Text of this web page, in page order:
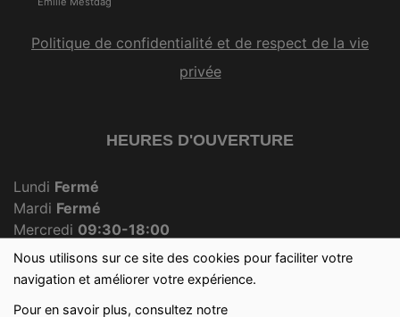
Nous utilisons sur ce site des cookies pour faciliter votre
navigation et améliorer votre expérience.
Pour en savoir plus, consultez notre
Politique de confidentialité et de respect de la vie
privée
HEURES D'OUVERTURE
Lundi Fermé
Mardi Fermé
Mercredi 09:30-18:00
JeudiFermé
Vendredi 09:30-18:00